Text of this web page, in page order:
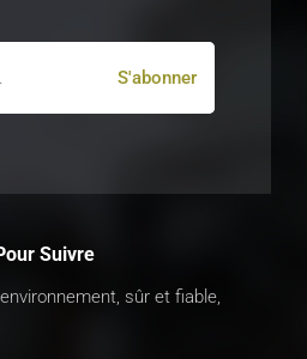
Suivre
sûr et fiable,